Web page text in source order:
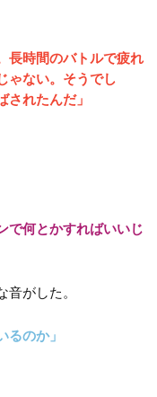
長時間のバトルで疲れ
ゃない。そうでし
れたんだ」
で何とかすればいいじ
がした。
のか」